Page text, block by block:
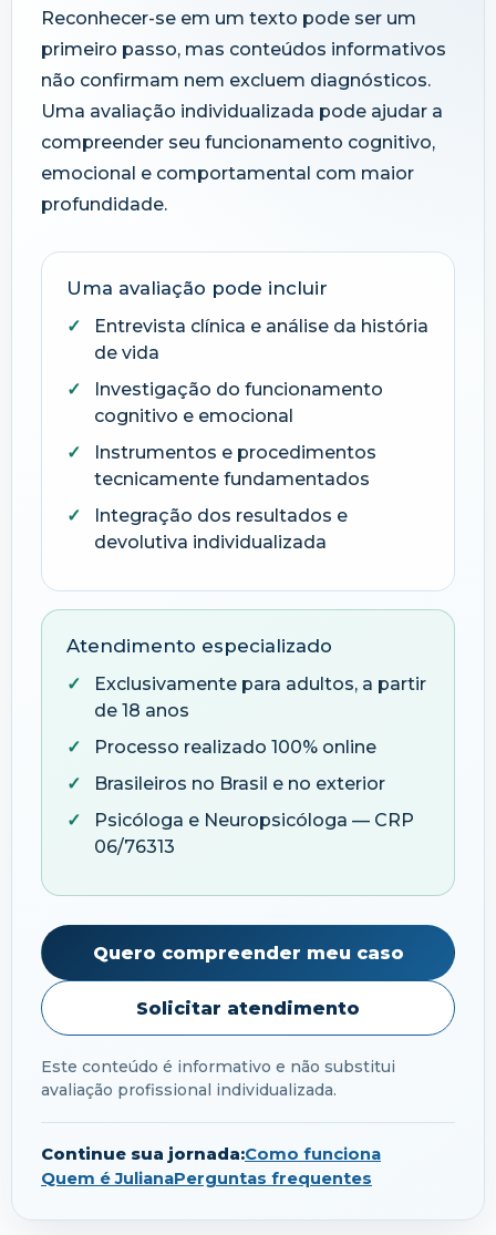
Reconhecer-se em um texto pode ser um
primeiro passo, mas conteúdos informativos
não confirmam nem excluem diagnósticos.
Uma avaliação individualizada pode ajudar a
compreender seu funcionamento cognitivo,
emocional e comportamental com maior
profundidade.
Uma avaliação pode incluir
Entrevista clínica e análise da história
de vida
Investigação do funcionamento
cognitivo e emocional
Instrumentos e procedimentos
tecnicamente fundamentados
Integração dos resultados e
devolutiva individualizada
Atendimento especializado
Exclusivamente para adultos, a partir
de 18 anos
Processo realizado 100% online
Brasileiros no Brasil e no exterior
Psicóloga e Neuropsicóloga — CRP
06/76313
Quero compreender meu caso
Solicitar atendimento
Este conteúdo é informativo e não substitui
avaliação profissional individualizada.
Continue sua jornada:Como funciona
Quem é JulianaPerguntas frequentes